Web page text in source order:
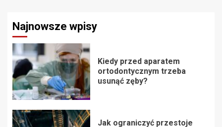
Najnowsze wpisy
Kiedy przed aparatem
ortodontycznym trzeba
usunąć zęby?
Jak ograniczyć przestoje